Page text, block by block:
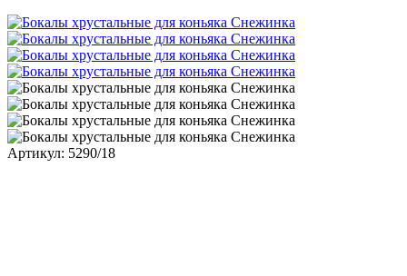
Артикул: 5290/18